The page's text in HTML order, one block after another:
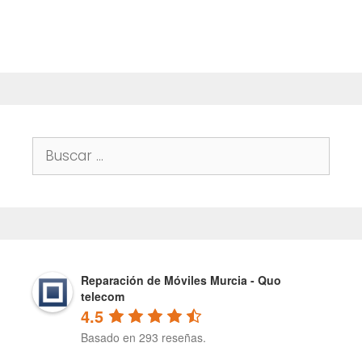
Buscar:
Reparación de Móviles Murcia - Quo
telecom
4.5
Basado en 293 reseñas.